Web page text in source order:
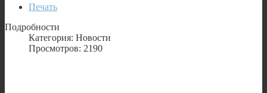
Печать
Подробности
Категория: Новости
Просмотров: 2190